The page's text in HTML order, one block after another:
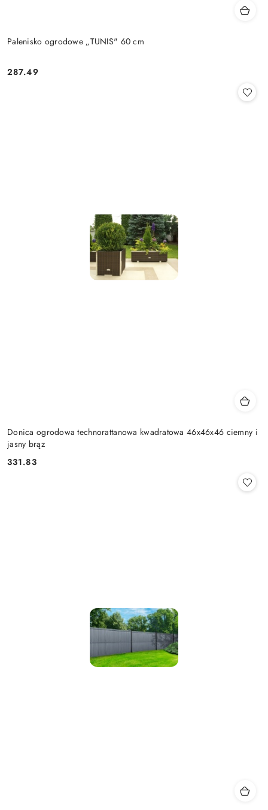
Palenisko ogrodowe „TUNIS" 60 cm
Cena:
287.49
Donica ogrodowa technorattanowa kwadratowa 46x46x46 ciemny i
jasny brąz
Cena:
331.83